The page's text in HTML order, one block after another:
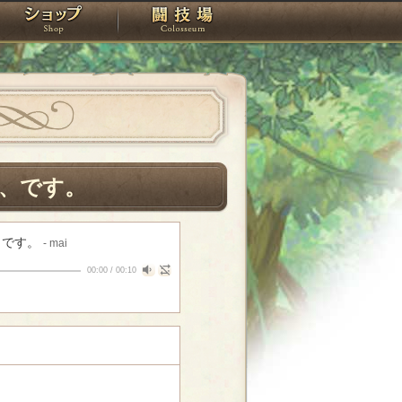
タジオ ショップ 闘技場
です。
す。 - mai
00:00/ 00:10